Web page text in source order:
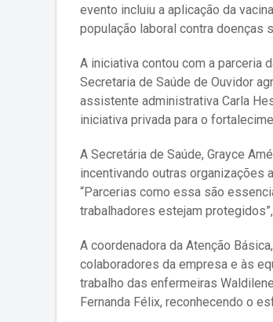
evento incluiu a aplicação da
população laboral contra doenças
A iniciativa contou com a parceria
Secretaria de Saúde de Ouvidor
assistente administrativa Carla
iniciativa privada para o
A Secretária de Saúde, Grayce
incentivando outras organizações
“Parcerias como essa são
trabalhadores estejam
A coordenadora da Atenção
colaboradores da empresa e às
trabalho das enfermeiras
Fernanda Félix, reconhecendo o